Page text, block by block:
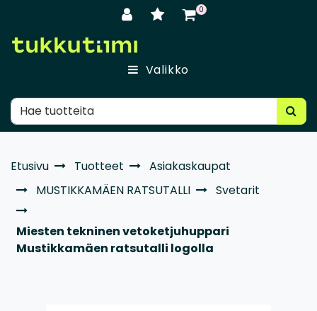
0
Valikko
Etusivu Tuotteet
Asiakaskaupat
MUSTIKKAMÄEN RATSUTALLI
Svetarit
Miesten tekninen vetoketjuhuppari
Mustikkamäen ratsutalli logolla